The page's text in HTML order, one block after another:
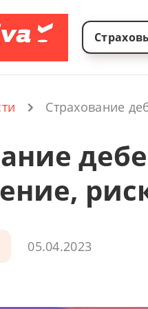
Страхование
05.04.2023